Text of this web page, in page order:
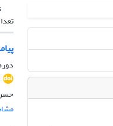
دوره 7، شماره 24، بهار